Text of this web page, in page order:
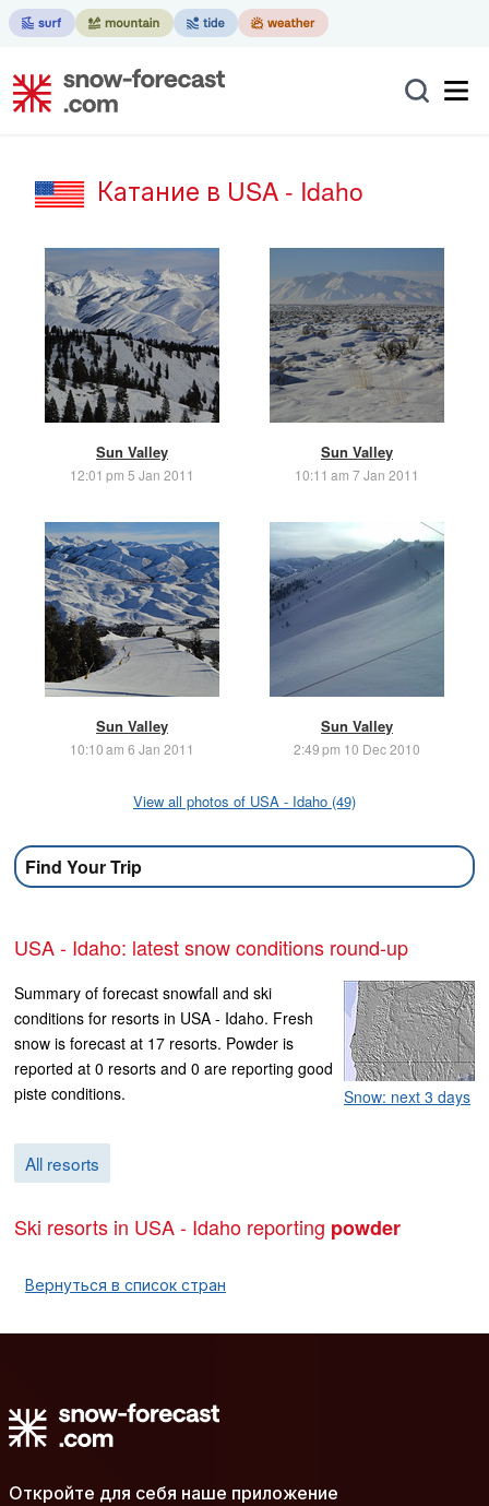
Катание в USA - Idaho
Sun Valley
12:01 pm 5 Jan 2011
Sun Valley
10:11 am 7 Jan 2011
Sun Valley
10:10 am 6 Jan 2011
Sun Valley
2:49 pm 10 Dec 2010
View all photos of USA - Idaho (49)
Find Your Trip
USA - Idaho: latest snow conditions round-up
Snow: next 3 days
Summary of forecast snowfall and ski
conditions for resorts in USA - Idaho. Fresh
snow is forecast at 17 resorts. Powder is
reported at 0 resorts and 0 are reporting good
piste conditions.
All resorts
Ski resorts in USA - Idaho reporting powder
Вернуться в список стран
Откройте для себя наше приложение